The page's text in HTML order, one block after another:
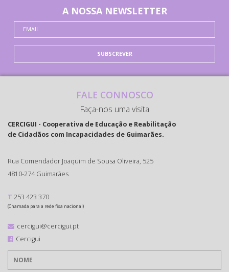
A NOSSA NEWSLETTER
SUBSCREVER
FALE CONNOSCO
Faça-nos uma visita
CERCIGUI - Cooperativa de Educação e Reabilitação
de Cidadãos com Incapacidades de Guimarães.
Rua Comendador Joaquim de Sousa Oliveira, 525
4810-274 Guimarães
T 253 423 370
(Chamada para a rede fixa nacional)
cercigui@cercigui.pt
Cercigui